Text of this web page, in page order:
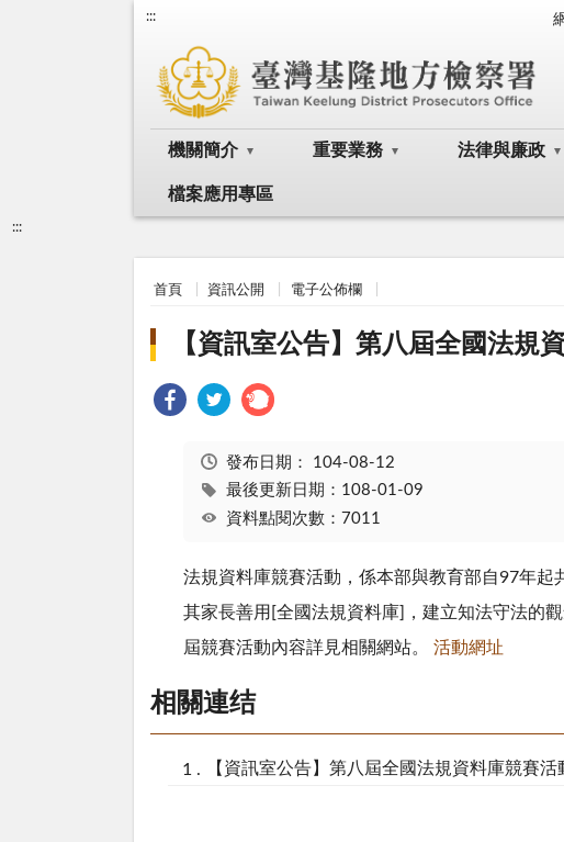
:::
機關簡介 重要業務 法律與廉政
檔案應用專區
:::
首頁 資訊公開 電子公佈欄
【資訊室公告】第八屆全國法規
發布日期： 104-08-12
最後更新日期：108-01-09
資料點閱次數：7011
法規資料庫競賽活動，係本部與教育部自97年起
其家長善用[全國法規資料庫]，建立知法守法的
屆競賽活動內容詳見相關網站。 活動網址
相關連结
【資訊室公告】第八屆全國法規資料庫競賽活